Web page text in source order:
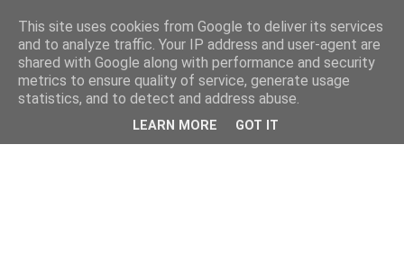
This site uses cookies from Google to deliver its services
and to analyze traffic. Your IP address and user-agent are
shared with Google along with performance and security
metrics to ensure quality of service, generate usage
statistics, and to detect and address abuse.
LEARN MORE GOT IT